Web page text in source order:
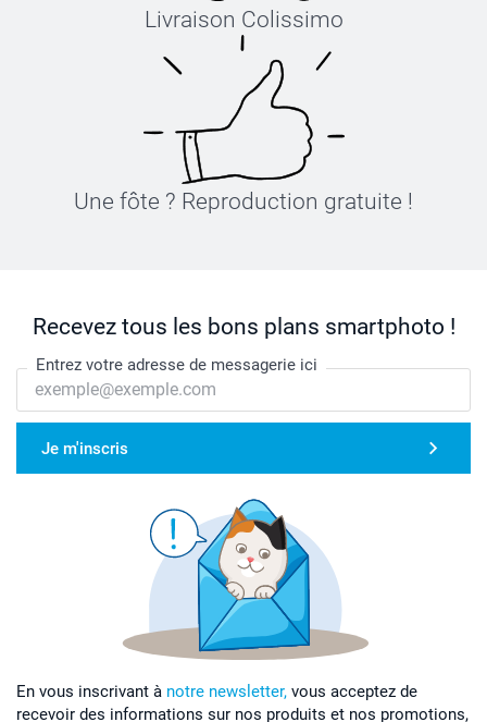
Livraison Colissimo
Une fôte ? Reproduction gratuite !
Recevez tous les bons plans smartphoto !
Entrez votre adresse de messagerie ici
Je m'inscris
En vous inscrivant à notre newsletter, vous acceptez de
recevoir des informations sur nos produits et nos promotions,